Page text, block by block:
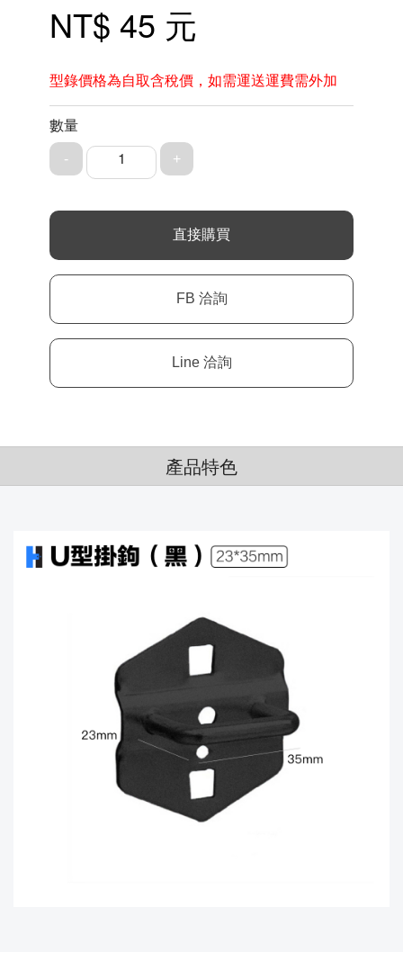
NT$ 45 元
型錄價格為自取含稅價，如需運送運費需外加
數量
1
產品特色